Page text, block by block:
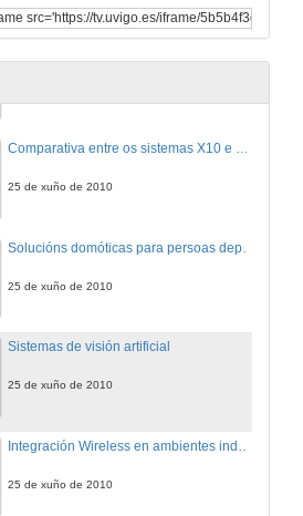
Comparativa entre os sistemas X10 e Lonworks
25 de xuño de 2010
25 de xuño de 2010
Sistemas de visión artificial
25 de xuño de 2010
25 de xuño de 2010